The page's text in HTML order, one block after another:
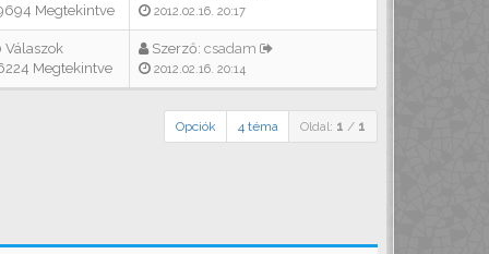
Megtekintve
2012.02.16. 20:17
Válaszok
Megtekintve
Szerző: csadam
2012.02.16. 20:14
Opciók 4 téma Oldal: 1 / 1